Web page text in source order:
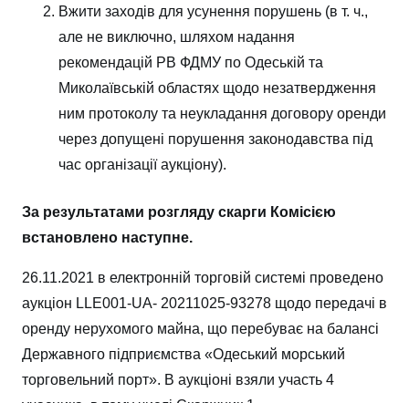
Вжити заходів для усунення порушень (в т. ч.,
але не виключно, шляхом надання
рекомендацій РВ ФДМУ по Одеській та
Миколаївській областях щодо незатвердження
ним протоколу та неукладання договору оренди
через допущені порушення законодавства під
час організації аукціону).
За результатами розгляду скарги Комісією
встановлено наступне.
26.11.2021 в електронній торговій системі проведено
аукціон LLE001-UA- 20211025-93278 щодо передачі в
оренду нерухомого майна, що перебуває на балансі
Державного підприємства «Одеський морський
торговельний порт». В аукціоні взяли участь 4